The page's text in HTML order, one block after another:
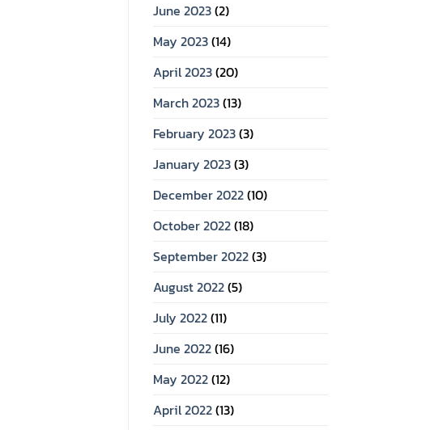
June 2023(2)
May 2023(14)
April 2023(20)
March 2023(13)
February 2023(3)
January 2023(3)
December 2022(10)
October 2022(18)
September 2022(3)
August 2022(5)
July 2022(11)
June 2022(16)
May 2022(12)
April 2022(13)